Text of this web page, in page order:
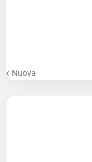
Nuova